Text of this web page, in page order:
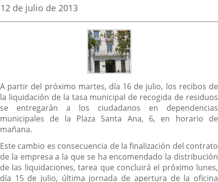
aplicación
externa.
aplicación
Fecha
la
12 de julio de 2013
Descripción
A partir del próximo martes, día 16 de julio, los recibos de
la liquidación de la tasa municipal de recogida de residuos
se entregarán a los ciudadanos en dependencias
municipales de la Plaza Santa Ana, 6, en horario de
mañana.
Este cambio es consecuencia de la finalización del contrato
de la empresa a la que se ha encomendado la distribución
de las liquidaciones, tarea que concluirá el próximo lunes,
día 15 de julio, última jornada de apertura de la oficina